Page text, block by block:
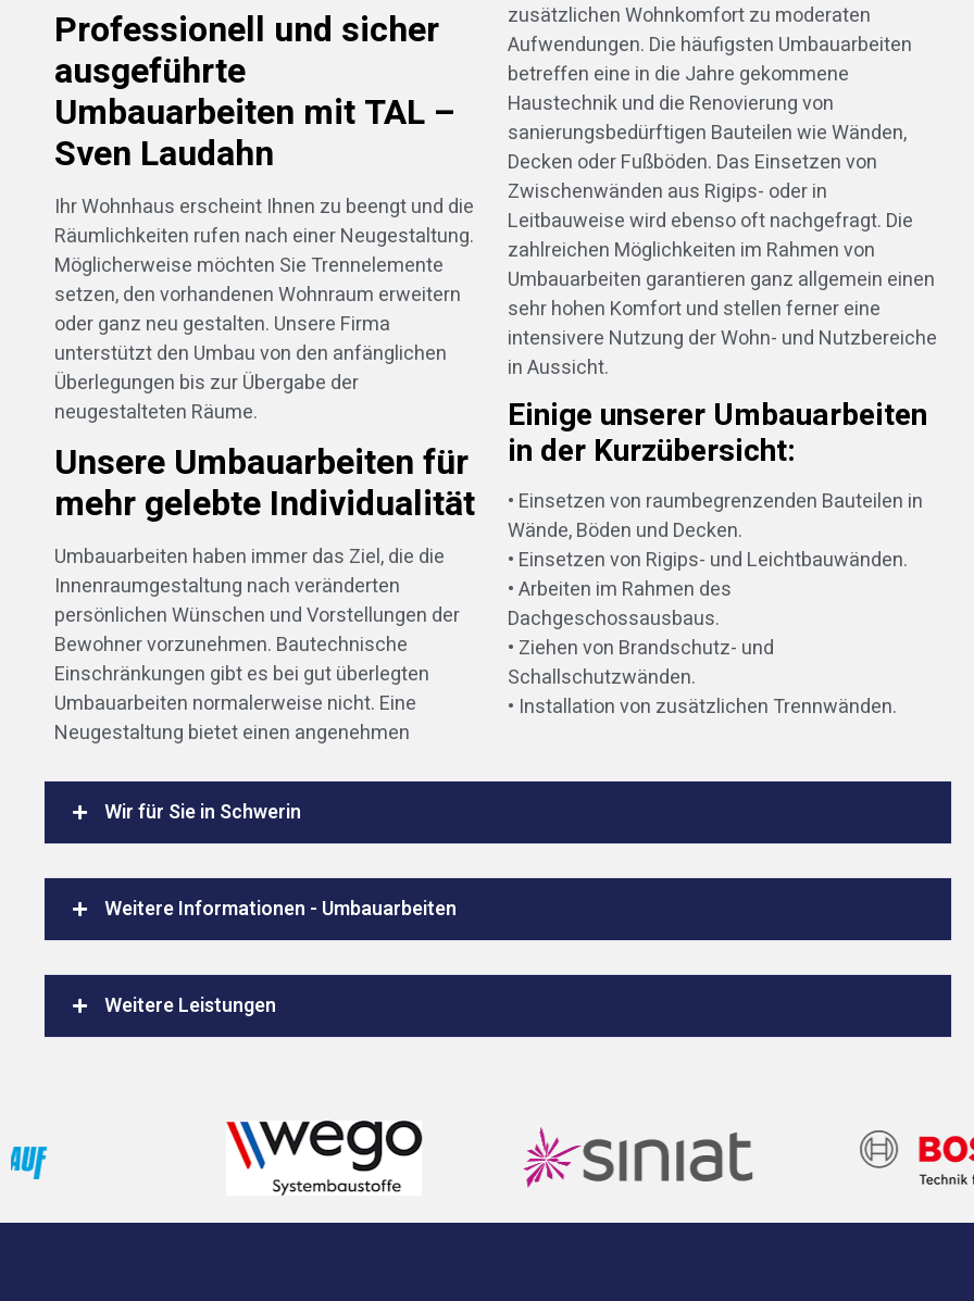
Professionell und sicher
ausgeführte
Umbauarbeiten mit TAL –
Sven Laudahn
Ihr Wohnhaus erscheint Ihnen zu beengt und die
Räumlichkeiten rufen nach einer Neugestaltung.
Möglicherweise möchten Sie Trennelemente
setzen, den vorhandenen Wohnraum erweitern
oder ganz neu gestalten. Unsere Firma
unterstützt den Umbau von den anfänglichen
Überlegungen bis zur Übergabe der
neugestalteten Räume.
Unsere Umbauarbeiten für
mehr gelebte Individualität
Umbauarbeiten haben immer das Ziel, die die
Innenraumgestaltung nach veränderten
persönlichen Wünschen und Vorstellungen der
Bewohner vorzunehmen. Bautechnische
Einschränkungen gibt es bei gut überlegten
Umbauarbeiten normalerweise nicht. Eine
Neugestaltung bietet einen angenehmen
zusätzlichen Wohnkomfort zu moderaten
Aufwendungen. Die häufigsten Umbauarbeiten
betreffen eine in die Jahre gekommene
Haustechnik und die Renovierung von
sanierungsbedürftigen Bauteilen wie Wänden,
Decken oder Fußböden. Das Einsetzen von
Zwischenwänden aus Rigips- oder in
Leitbauweise wird ebenso oft nachgefragt. Die
zahlreichen Möglichkeiten im Rahmen von
Umbauarbeiten garantieren ganz allgemein einen
sehr hohen Komfort und stellen ferner eine
intensivere Nutzung der Wohn- und Nutzbereiche
in Aussicht.
Einige unserer Umbauarbeiten
in der Kurzübersicht:
• Einsetzen von raumbegrenzenden Bauteilen in
Wände, Böden und Decken.
• Einsetzen von Rigips- und Leichtbauwänden.
• Arbeiten im Rahmen des
Dachgeschossausbaus.
• Ziehen von Brandschutz- und
Schallschutzwänden.
• Installation von zusätzlichen Trennwänden.
Wir für Sie in Schwerin
Weitere Informationen - Umbauarbeiten
Weitere Leistungen